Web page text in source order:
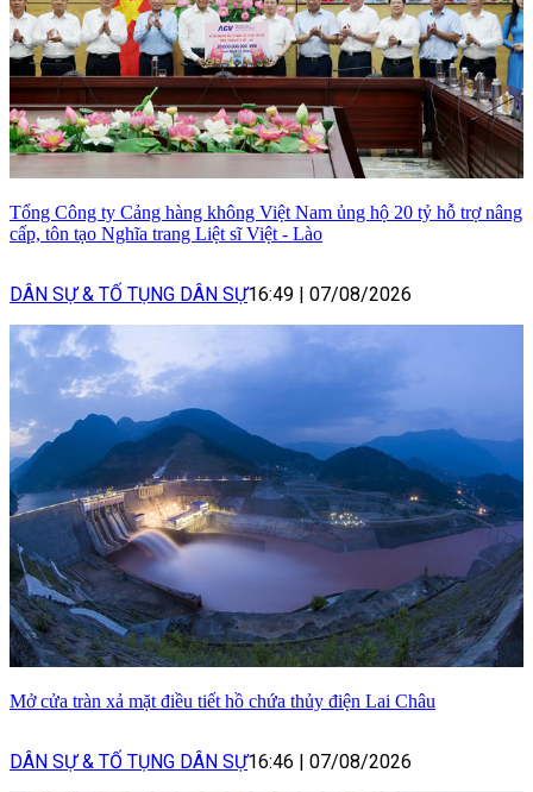
Tổng Công ty Cảng hàng không Việt Nam ủng hộ 20 tỷ hỗ trợ nâng
cấp, tôn tạo Nghĩa trang Liệt sĩ Việt - Lào
DÂN SỰ & TỐ TỤNG DÂN SỰ16:49 07/08/2026
Mở cửa tràn xả mặt điều tiết hồ chứa thủy điện Lai Châu
DÂN SỰ & TỐ TỤNG DÂN SỰ16:46 07/08/2026